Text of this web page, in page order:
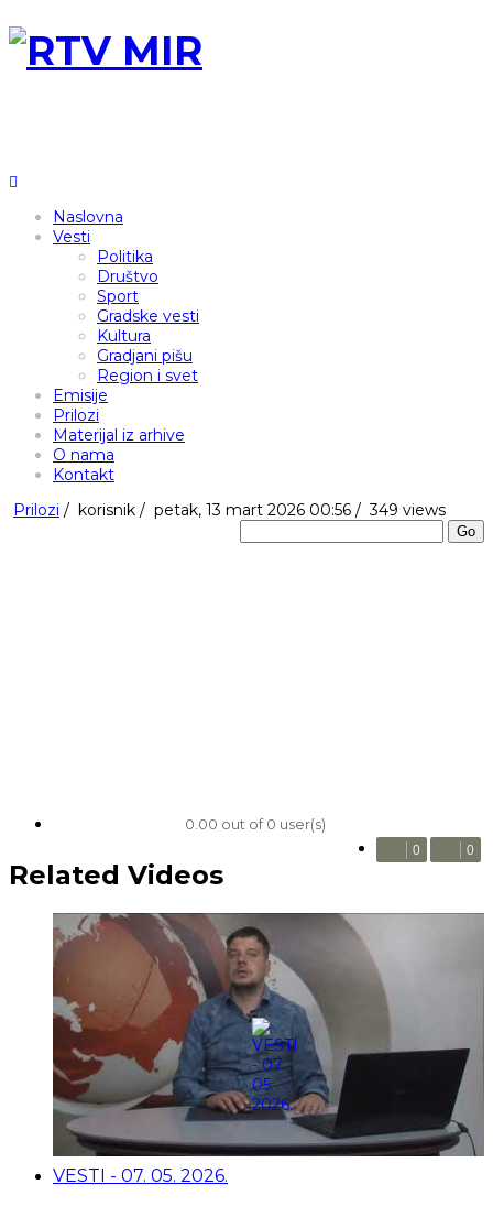
Naslovna
Vesti
Politika
Društvo
Sport
Gradske vesti
Kultura
Gradjani pišu
Region i svet
Emisije
Prilozi
Materijal iz arhive
O nama
Kontakt
Prilozi / korisnik / petak, 13 mart 2026 00:56 / 349 views
Go
0.00 out of 0 user(s)
0 0
Related Videos
VESTI - 07. 05. 2026.